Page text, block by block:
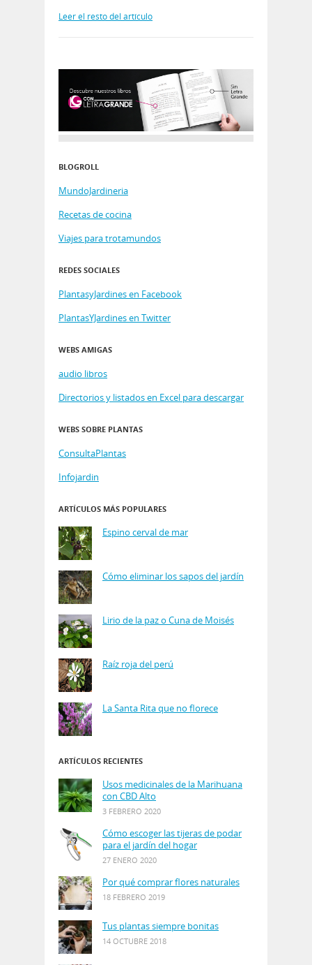
Leer el resto del artículo
BLOGROLL
MundoJardineria
Recetas de cocina
Viajes para trotamundos
REDES SOCIALES
PlantasyJardines en Facebook
PlantasYJardines en Twitter
WEBS AMIGAS
audio libros
Directorios y listados en Excel para descargar
WEBS SOBRE PLANTAS
ConsultaPlantas
Infojardin
ARTÍCULOS MÁS POPULARES
Espino cerval de mar
Cómo eliminar los sapos del jardín
Lirio de la paz o Cuna de Moisés
Raíz roja del perú
La Santa Rita que no florece
ARTÍCULOS RECIENTES
Usos medicinales de la Marihuana
con CBD Alto
3 FEBRERO 2020
Cómo escoger las tijeras de podar
para el jardín del hogar
27 ENERO 2020
Por qué comprar flores naturales
18 FEBRERO 2019
Tus plantas siempre bonitas
14 OCTUBRE 2018